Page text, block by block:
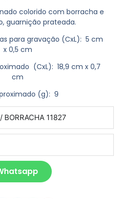
colorido com borracha e
guarnição prateada.
para gravação (CxL): 5 cm
x 0,5 cm
(CxL): 18,9 cm x 0,7
cm
(g): 9